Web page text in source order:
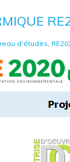
d'études